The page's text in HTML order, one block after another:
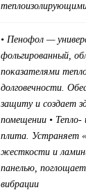
• Пенофол —
фольгированный,
показателями
долговечности.
защиту и создает
помещении • Тепло-
плита. Устраняет
жесткости и
панелью,
вибрации